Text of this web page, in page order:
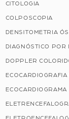
CITOLOGIA
COLPOSCOPIA
DENSITOMETRIA
DIAGNÓSTICO POR
DOPPLER
ECOCARDIOGRAMA